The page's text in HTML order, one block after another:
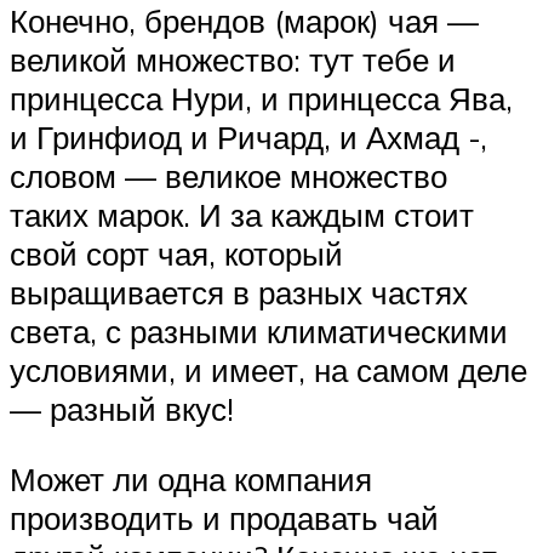
Конечно, брендов (марок) чая —
великой множество: тут тебе и
принцесса Нури, и принцесса Ява,
и Гринфиод и Ричард, и Ахмад -,
словом — великое множество
таких марок. И за каждым стоит
свой сорт чая, который
выращивается в разных частях
света, с разными климатическими
условиями, и имеет, на самом деле
— разный вкус!
Может ли одна компания
производить и продавать чай